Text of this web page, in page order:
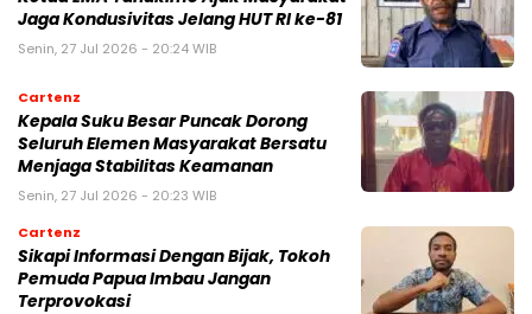
Jaga Kondusivitas Jelang HUT RI ke-81
Senin, 27 Jul 2026 - 20:24 WIB
Cartenz
Kepala Suku Besar Puncak Dorong
Seluruh Elemen Masyarakat Bersatu
Menjaga Stabilitas Keamanan
Senin, 27 Jul 2026 - 20:23 WIB
Cartenz
Sikapi Informasi Dengan Bijak, Tokoh
Pemuda Papua Imbau Jangan
Terprovokasi